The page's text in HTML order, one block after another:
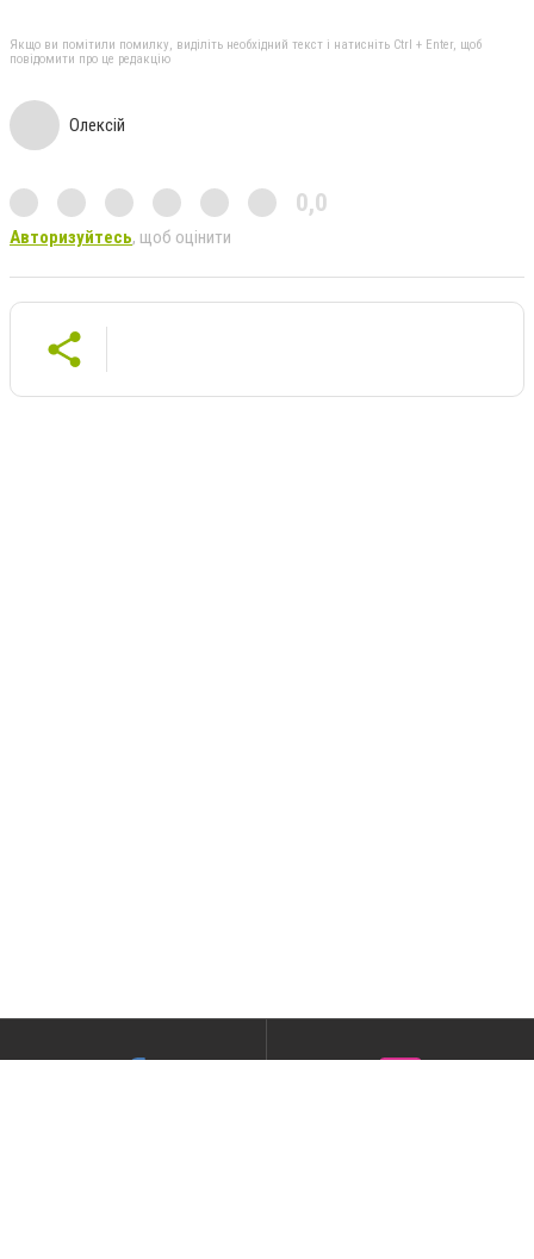
Якщо ви помітили помилку, виділіть необхідний текст і натисніть Ctrl + Enter, щоб
повідомити про це редакцію
Олексій
0,0
Авторизуйтесь, щоб оцінити